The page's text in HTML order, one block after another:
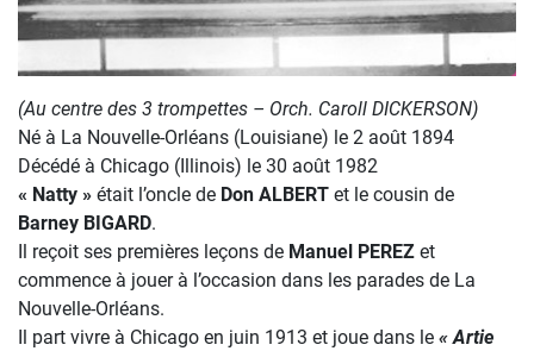
(Au centre des 3 trompettes – Orch. Caroll DICKERSON)
Né à La Nouvelle-Orléans (Louisiane) le 2 août 1894
Décédé à Chicago (Illinois) le 30 août 1982
« Natty » était l’oncle de Don ALBERT et le cousin de
Barney BIGARD.
Il reçoit ses premières leçons de Manuel PEREZ et
commence à jouer à l’occasion dans les parades de La
Nouvelle-Orléans.
Il part vivre à Chicago en juin 1913 et joue dans le « Artie